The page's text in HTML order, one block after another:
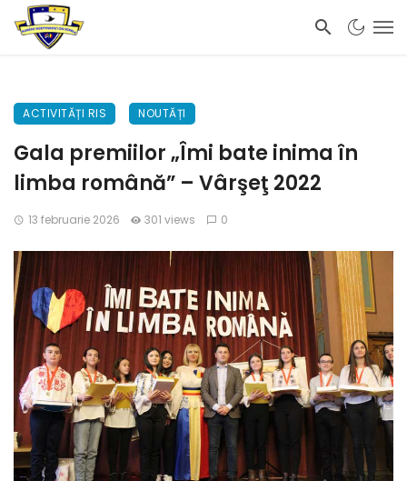
ACTIVITĂȚI RIS NOUTĂȚI
Gala premiilor „Îmi bate inima în
limba română” – Vârşeţ 2022
13 februarie 2026 301 views 0